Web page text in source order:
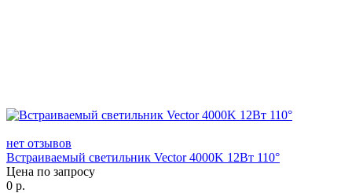
нет отзывов
Встраиваемый светильник Vector 4000K 12Вт 110°
Цена по запросу
0 р.